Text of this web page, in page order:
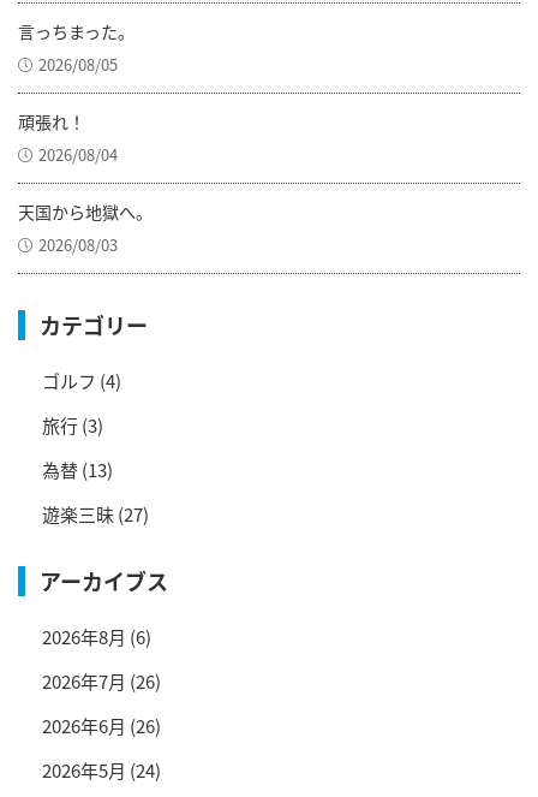
言っちまった。
2026/08/05
頑張れ！
2026/08/04
天国から地獄へ。
2026/08/03
カテゴリー
ゴルフ (4)
旅行(3)
為替(13)
遊楽三昧(27)
アーカイブス
2026年8月 (6)
2026年7月 (26)
2026年6月 (26)
2026年5月 (24)